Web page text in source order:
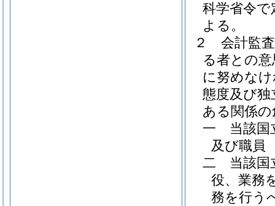
科学省令
よる。
２
会計監
る者との
に努めな
態度及び
ある関係
一
当該国
及び職員
二
当該国
役、業務
務を行う